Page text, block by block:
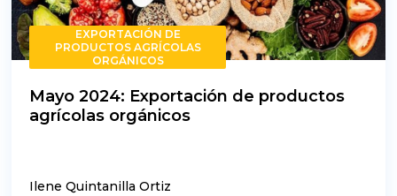
EXPORTACIÓN DE
PRODUCTOS AGRÍCOLAS
ORGÁNICOS
Mayo 2024: Exportación de productos
agrícolas orgánicos
Ilene Quintanilla Ortiz